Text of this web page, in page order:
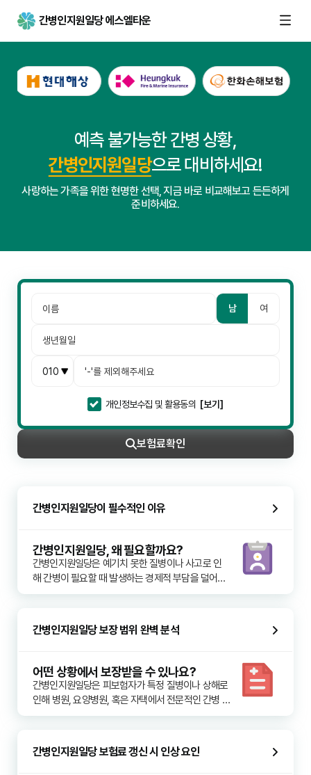
간병인지원일당 에스엘타운
예측 불가능한 간병 상황,
간병인지원일당으로 대비하세요!
사랑하는 가족을 위한 현명한 선택, 지금 바로 비교해보고 든든하게
준비하세요.
남 여
개인정보수집 및 활용동의 [보기]
보험료확인
간병인지원일당이 필수적인 이유
간병인지원일당, 왜 필요할까요?
간병인지원일당은 예기치 못한 질병이나 사고로 인
해 간병이 필요할 때 발생하는 경제적 부담을 덜어주
는 필수적인 보장입니다. 고령화 사회로 접어들면서
고용하는 비용은 상당하여 많은 가정에 큰 부담으로
작용하고 있습니다. 간병인지원일당은 이러한 상황
장하는 중요한 역할을 합니다. 특히 장기적인 간병이
필요한 경우, 매일 지급되는 일당은 지속적인 간병 서
비스 이용에 큰 도움이 됩니다. 이는 단순히 치료비를
넘어선 생활비적 성격의 지원으로, 환자 본인과 가족
비하는 것이 중요합니다.
간병인지원일당 보장 범위 완벽 분석
어떤 상황에서 보장받을 수 있나요?
간병인지원일당은 피보험자가 특정 질병이나 상해로
인해 병원, 요양병원, 혹은 자택에서 전문적인 간병
서비스를 필요로 할 때 정해진 일당을 지급하는 보험
한 형태로 제공될 수 있으며, 간병의 종류와 기간에
따라 지급 기준이 달라집니다. 보장 범위는 크게 두
간병인지원일당 보험료 갱신 시 인상 요인